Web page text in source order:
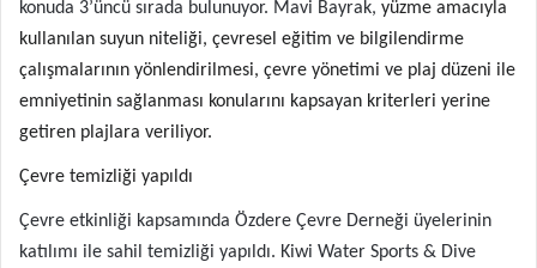
konuda 3’üncü sırada bulunuyor. Mavi Bayrak, yüzme amacıyla
kullanılan suyun niteliği, çevresel eğitim ve bilgilendirme
çalışmalarının yönlendirilmesi, çevre yönetimi ve plaj düzeni ile
emniyetinin sağlanması konularını kapsayan kriterleri yerine
getiren plajlara veriliyor.
Çevre temizliği yapıldı
Çevre etkinliği kapsamında Özdere Çevre Derneği üyelerinin
katılımı ile sahil temizliği yapıldı. Kiwi Water Sports & Dive